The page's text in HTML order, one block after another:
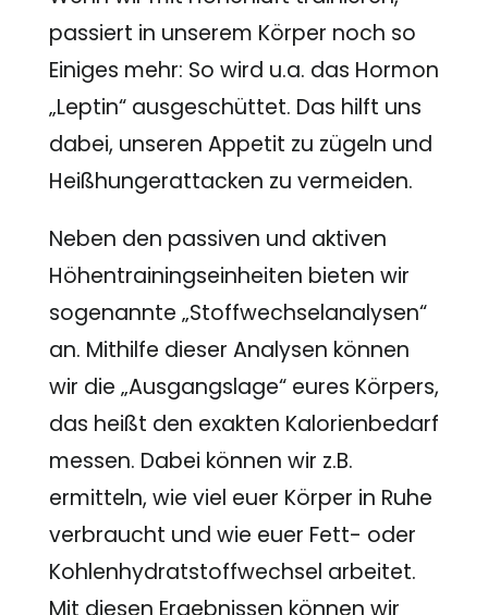
passiert in unserem Körper noch so
Einiges mehr: So wird u.a. das Hormon
„Leptin“ ausgeschüttet. Das hilft uns
dabei, unseren Appetit zu zügeln und
Heißhungerattacken zu vermeiden.
Neben den passiven und aktiven
Höhentrainingseinheiten bieten wir
sogenannte „Stoffwechselanalysen“
an. Mithilfe dieser Analysen können
wir die „Ausgangslage“ eures Körpers,
das heißt den exakten Kalorienbedarf
messen. Dabei können wir z.B.
ermitteln, wie viel euer Körper in Ruhe
verbraucht und wie euer Fett- oder
Kohlenhydratstoffwechsel arbeitet.
Mit diesen Ergebnissen können wir